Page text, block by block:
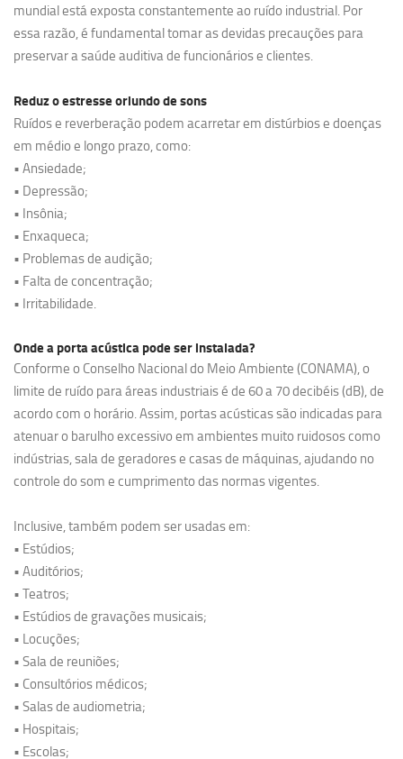
mundial está exposta constantemente ao ruído industrial. Por
essa razão, é fundamental tomar as devidas precauções para
preservar a saúde auditiva de funcionários e clientes.
Reduz o estresse oriundo de sons
Ruídos e reverberação podem acarretar em distúrbios e doenças
em médio e longo prazo, como:
• Ansiedade;
• Depressão;
• Insônia;
• Enxaqueca;
• Problemas de audição;
• Falta de concentração;
• Irritabilidade.
Onde a porta acústica pode ser instalada?
Conforme o Conselho Nacional do Meio Ambiente (CONAMA), o
limite de ruído para áreas industriais é de 60 a 70 decibéis (dB), de
acordo com o horário. Assim, portas acústicas são indicadas para
atenuar o barulho excessivo em ambientes muito ruidosos como
indústrias, sala de geradores e casas de máquinas, ajudando no
controle do som e cumprimento das normas vigentes.
Inclusive, também podem ser usadas em:
• Estúdios;
• Auditórios;
• Teatros;
• Estúdios de gravações musicais;
• Locuções;
• Sala de reuniões;
• Consultórios médicos;
• Salas de audiometria;
• Hospitais;
• Escolas;